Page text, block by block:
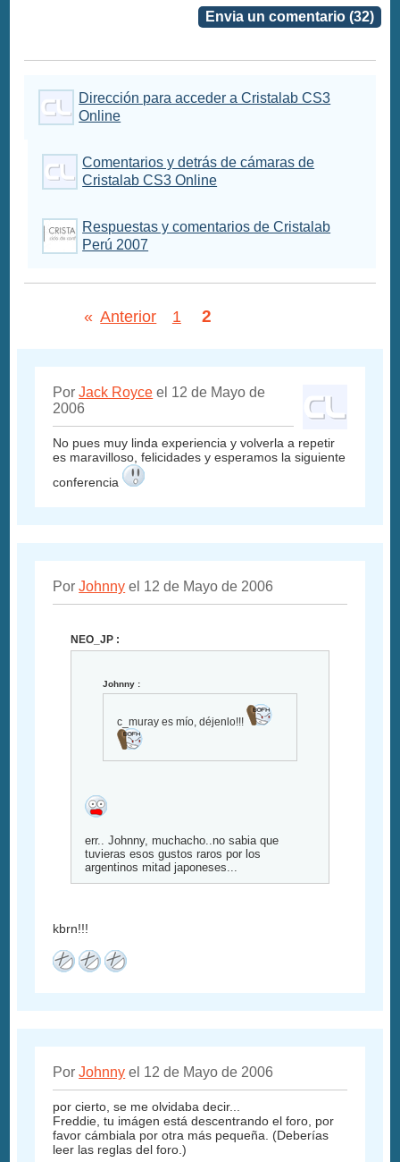
Envia un comentario (32)
Dirección para acceder a Cristalab CS3
Online
Comentarios y detrás de cámaras de
Cristalab CS3 Online
Respuestas y comentarios de Cristalab
Perú 2007
« Anterior 1 2
PorJack Royce el 12 de Mayo de
2006
No pues muy linda experiencia y volverla a repetir
es maravilloso, felicidades y esperamos la siguiente
conferencia
PorJohnny el 12 de Mayo de 2006
NEO_JP :
Johnny :
c_muray es mío, déjenlo!!!
err.. Johnny, muchacho..no sabia que
tuvieras esos gustos raros por los
argentinos mitad japoneses...
kbrn!!!
PorJohnny el 12 de Mayo de 2006
por cierto, se me olvidaba decir...
Freddie, tu imágen está descentrando el foro, por
favor cámbiala por otra más pequeña. (Deberías
leer las reglas del foro.)